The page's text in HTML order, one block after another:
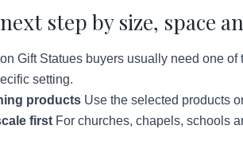
step by size, space
Gift Statues buyers usually need one
setting.
products Use the selected products
first For churches, chapels, schools